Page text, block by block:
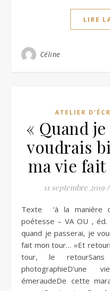
LIRE
Céline
ATELIER
« Quand
voudrais
ma vie
11 septembre 2019 /
Texte ‘à la manière de’ VALERIE ROUZEAU,
poétesse – VA OU , éd.
quand je passerai, je
fait mon tour… »Et
tour, le
émeraudeDe cette